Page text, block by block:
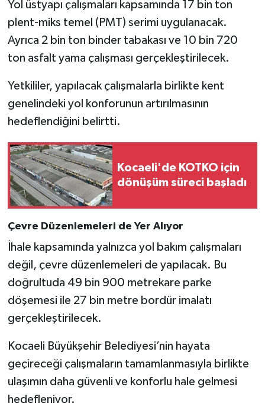
Yol üstyapı çalışmaları kapsamında 17 bin ton
plent-miks temel (PMT) serimi uygulanacak.
Ayrıca 2 bin ton binder tabakası ve 10 bin 720
ton asfalt yama çalışması gerçekleştirilecek.
Yetkililer, yapılacak çalışmalarla birlikte kent
genelindeki yol konforunun artırılmasının
hedeflendiğini belirtti.
Kocaeli'de KOTKO için
dönüşüm süreci başladı
Çevre Düzenlemeleri de Yer Alıyor
İhale kapsamında yalnızca yol bakım çalışmaları
değil, çevre düzenlemeleri de yapılacak. Bu
doğrultuda 49 bin 900 metrekare parke
döşemesi ile 27 bin metre bordür imalatı
gerçekleştirilecek.
Kocaeli Büyükşehir Belediyesi’nin hayata
geçireceği çalışmaların tamamlanmasıyla birlikte
ulaşımın daha güvenli ve konforlu hale gelmesi
hedefleniyor.